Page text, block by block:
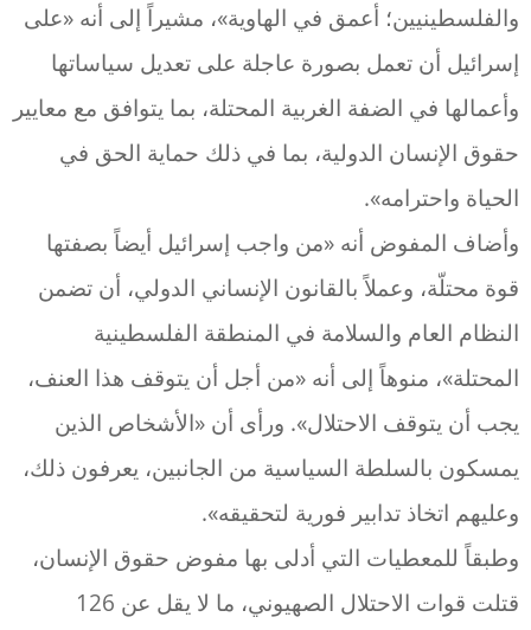
والفلسطينيين؛ أعمق في الهاوية»، مشيراً إلى أنه «على
إسرائيل أن تعمل بصورة عاجلة على تعديل سياساتها
وأعمالها في الضفة الغربية المحتلة، بما يتوافق مع معايير
حقوق الإنسان الدولية، بما في ذلك حماية الحق في
الحياة واحترامه».
وأضاف المفوض أنه «من واجب إسرائيل أيضاً بصفتها
قوة محتلّة، وعملاً بالقانون الإنساني الدولي، أن تضمن
النظام العام والسلامة في المنطقة الفلسطينية
المحتلة»، منوهاً إلى أنه «من أجل أن يتوقف هذا العنف،
يجب أن يتوقف الاحتلال». ورأى أن «الأشخاص الذين
يمسكون بالسلطة السياسية من الجانبين، يعرفون ذلك،
وعليهم اتخاذ تدابير فورية لتحقيقه».
وطبقاً للمعطيات التي أدلى بها مفوض حقوق الإنسان،
قتلت قوات الاحتلال الصهيوني، ما لا يقل عن 126